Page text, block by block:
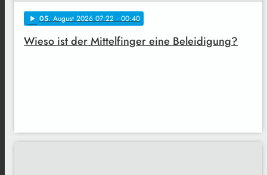
play_arrow 05. August 2026 07:22 · 00:40
Wieso ist der Mittelfinger eine Beleidigung?